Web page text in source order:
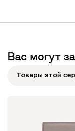
Вайт Латте
Вас могут
Товары этой